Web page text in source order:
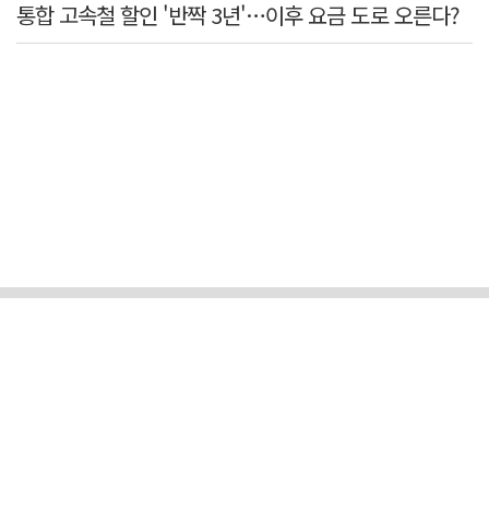
통합 고속철 할인 '반짝 3년'…이후 요금 도로 오른다?